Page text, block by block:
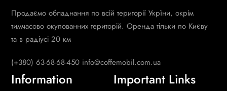
Продаємо обладнання по всій території Укрїни, окрім
тимчасово окупованних територій. Оренда тільки по Києву
та в радіусі 20 км
(+380) 63-68-68-450 info@coffemobil.com.ua
Information Important Links